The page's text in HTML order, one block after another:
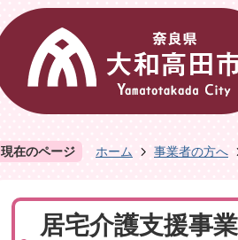
現在のページ ホーム 事業者の方へ
居宅介護支援事